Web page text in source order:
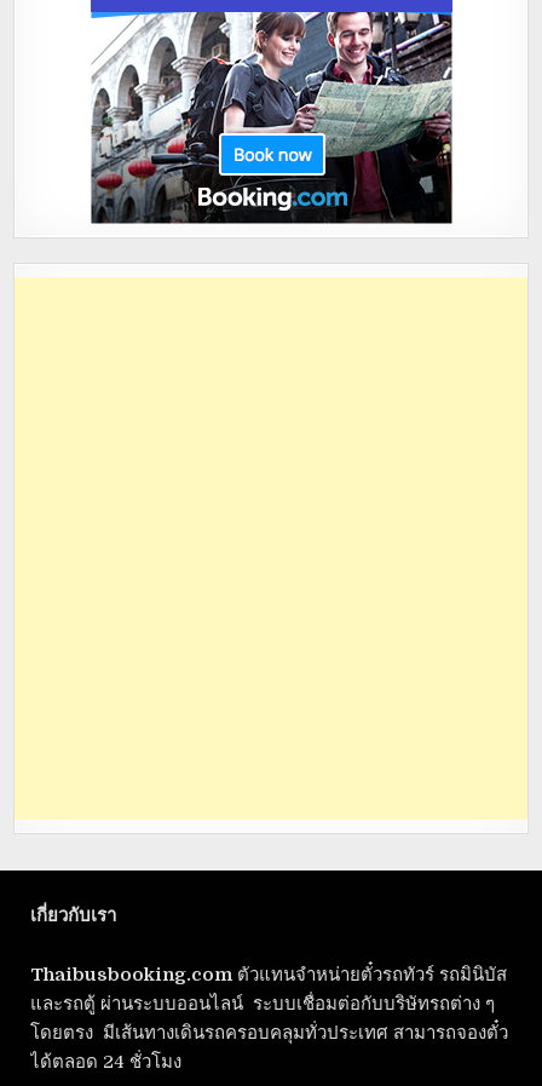
เกี่ยวกับเรา
Thaibusbooking.com ตัวแทนจำหน่ายตั๋วรถทัวร์ รถมินิบัส
และรถตู้ ผ่านระบบออนไลน์ ระบบเชื่อมต่อกับบริษัทรถต่าง ๆ
โดยตรง มีเส้นทางเดินรถครอบคลุมทั่วประเทศ สามารถจองตั๋ว
ได้ตลอด 24 ชั่วโมง